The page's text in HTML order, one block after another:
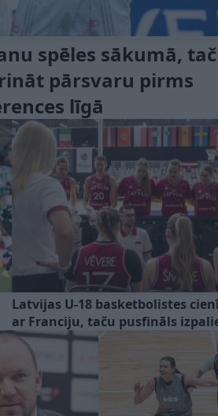
spēles sākumā,
pārsvaru pirms
līgā
Latvijas U-18 basketbolistes
ar Franciju, taču pusfināls